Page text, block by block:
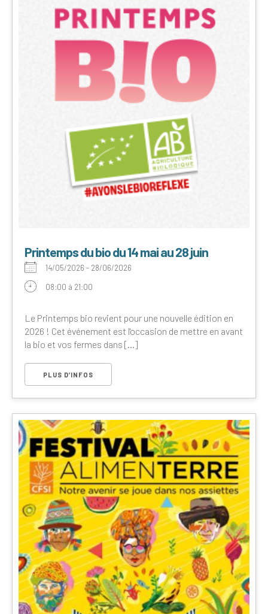
Printemps du bio du 14 mai au 28 juin
14/05/2026 - 28/06/2026
08:00 à 21:00
Le Printemps bio revient pour une nouvelle édition en
2026 ! Cet événement est l'occasion de mettre en avant
la bio et vos fermes dans [...]
PLUS D’INFOS